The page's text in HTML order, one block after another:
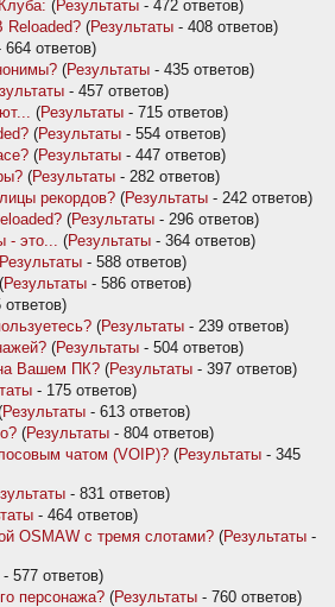
(Результаты - 472 ответов)
Reloaded? (Результаты - 408 ответов)
664 ответов)
(Результаты - 435 ответов)
- 457 ответов)
(Результаты - 715 ответов)
(Результаты - 554 ответов)
(Результаты - 447 ответов)
(Результаты - 282 ответов)
рекордов? (Результаты - 242 ответов)
(Результаты - 296 ответов)
- это... (Результаты - 364 ответов)
Результаты - 588 ответов)
(Результаты - 586 ответов)
ответов)
(Результаты - 239 ответов)
(Результаты - 504 ответов)
Вашем ПК? (Результаты - 397 ответов)
- 175 ответов)
Результаты - 613 ответов)
(Результаты - 804 ответов)
чатом (VOIP)? (Результаты - 345
- 831 ответов)
- 464 ответов)
OSMAW с тремя слотами? (Результаты -
- 577 ответов)
персонажа? (Результаты - 760 ответов)